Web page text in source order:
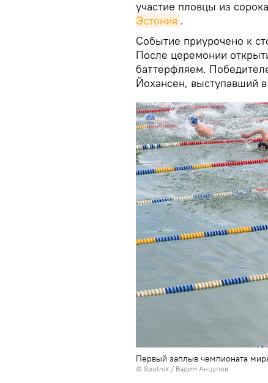
участие пловцы из
Эстония .
Событие приурочено к
После церемонии
баттерфляем.
Йохансен, выступавший
Первый заплыв чемпионата
© Sputnik / Вадим Анцупов